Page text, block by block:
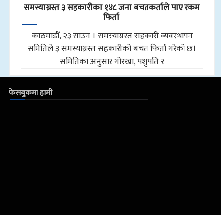
समस्याग्रस्त ३ सहकारीका १४८ जना बचतकर्ताले पाए रकम
फिर्ता
काठमाडौँ, २३ साउन । समस्याग्रस्त सहकारी व्यवस्थापन
समितिले ३ समस्याग्रस्त सहकारीको बचत फिर्ता गरेको छ।
समितिका अनुसार गोरखा, पशुपति र
फेसबुकमा हामी